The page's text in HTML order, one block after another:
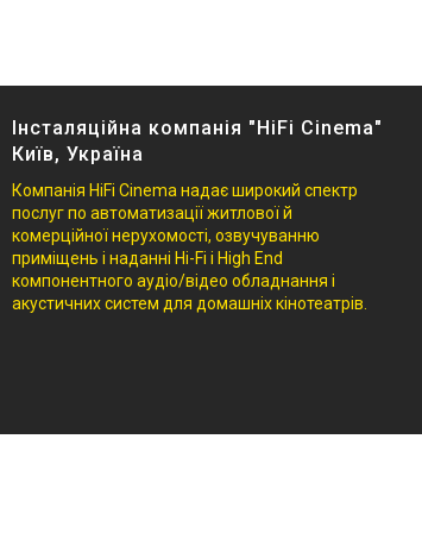
Інсталяційна компанія "HiFi Cinema"
Київ, Україна
Компанія HiFi Cinema надає широкий спектр
послуг по автоматизації житлової й
комерційної нерухомості, озвучуванню
приміщень і наданні Hi-Fi і High End
компонентного аудіо/відео обладнання і
акустичних систем для домашніх кінотеатрів.